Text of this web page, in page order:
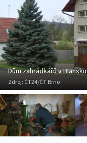
Dům zahrádkářů v Blansku
Zdroj: ČT24/ČT Brno